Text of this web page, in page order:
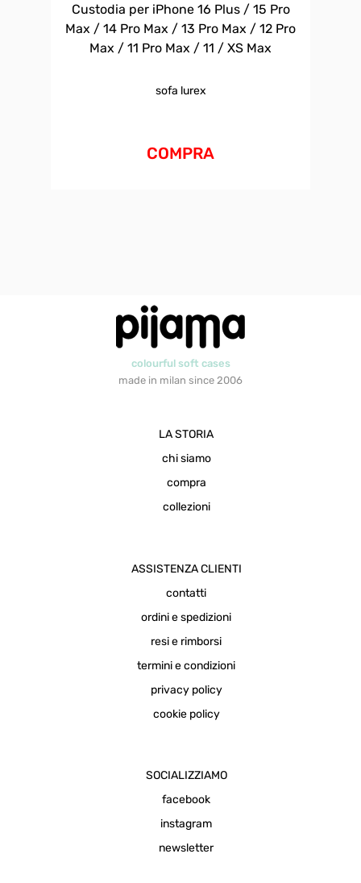
Custodia per iPhone 16 Plus / 15 Pro
Max / 14 Pro Max / 13 Pro Max / 12 Pro
Max / 11 Pro Max / 11 / XS Max
sofa lurex
COMPRA
colourful soft cases
made in milan since 2006
LA STORIA
chi siamo
compra
collezioni
ASSISTENZA CLIENTI
contatti
ordini e spedizioni
resi e rimborsi
termini e condizioni
privacy policy
cookie policy
SOCIALIZZIAMO
facebook
instagram
newsletter